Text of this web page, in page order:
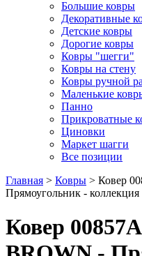
Большие ковры
Декоративные
Детские ковры
Дорогие ковры
Ковры "шегги"
Ковры на стену
Ковры ручной
Маленькие
Панно
Прикроватные
Циновки
Маркет шагги
Все позиции
Главная > Ковры > Ковер
Прямоугольник -
Ковер